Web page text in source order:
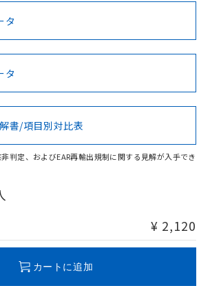
事項・凡例
Hg Cd Cr(VI)
O
混在する可能性があります。
。
タ
タ
書/項目別対比表
判定、およびEAR再輸出規制に関する見解が入手でき
¥ 2,120
カートに追加